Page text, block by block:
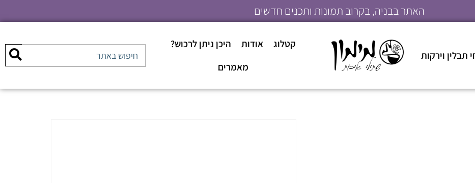
האתר בבניה, בקרוב תמונות ותכנים חדשים
תבלין וירקות
קטלוג אודות
היכן ניתן לרכוש?
מאמרים